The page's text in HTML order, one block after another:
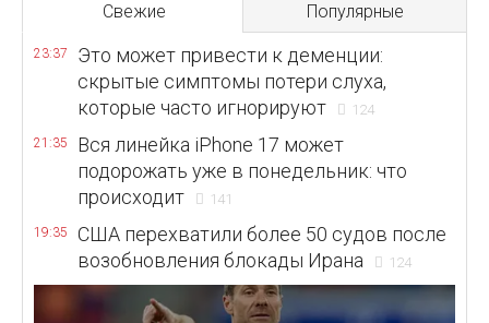
Свежие Популярные
23:37
Это может привести к деменции:
скрытые симптомы потери слуха,
которые часто игнорируют
124
21:35
Вся линейка iPhone 17 может
подорожать уже в понедельник: что
происходит
141
19:35
США перехватили более 50 судов после
возобновления блокады Ирана
124